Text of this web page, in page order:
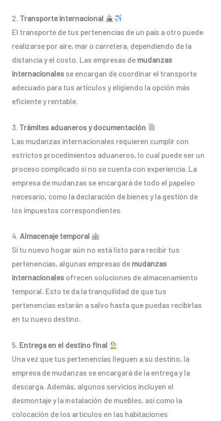
2. Transporte internacional
El transporte de tus pertenencias de un país a otro puede
realizarse por aire, mar o carretera, dependiendo de la
distancia y el costo. Las empresas de mudanzas
internacionales se encargan de coordinar el transporte
adecuado para tus artículos y eligiendo la opción más
eficiente y rentable.
3. Trámites aduaneros y documentación
Las mudanzas internacionales requieren cumplir con
estrictos procedimientos aduaneros, lo cual puede ser un
proceso complicado si no se cuenta con experiencia. La
empresa de mudanzas se encargará de todo el papeleo
necesario, como la declaración de bienes y la gestión de
los impuestos correspondientes.
4. Almacenaje temporal
Si tu nuevo hogar aún no está listo para recibir tus
pertenencias, algunas empresas de mudanzas
internacionalesofrecen soluciones de almacenamiento
temporal. Esto te da la tranquilidad de que tus
pertenencias estarán a salvo hasta que puedas recibirlas
en tu nuevo destino.
5. Entrega en el destino final
Una vez que tus pertenencias lleguen a su destino, la
empresa de mudanzas se encargará de la entrega y la
descarga. Además, algunos servicios incluyen el
desmontaje y la instalación de muebles, así como la
colocación de los artículos en las habitaciones